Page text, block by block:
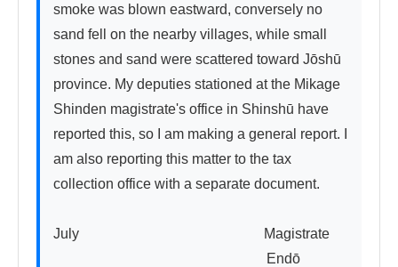
smoke was blown eastward, conversely no
sand fell on the nearby villages, while small
stones and sand were scattered toward Jōshū
province. My deputies stationed at the Mikage
Shinden magistrate's office in Shinshū have
reported this, so I am making a general report. I
am also reporting this matter to the tax
collection office with a separate document.
July　　　　　　　　　　　　　Magistrate
Endō